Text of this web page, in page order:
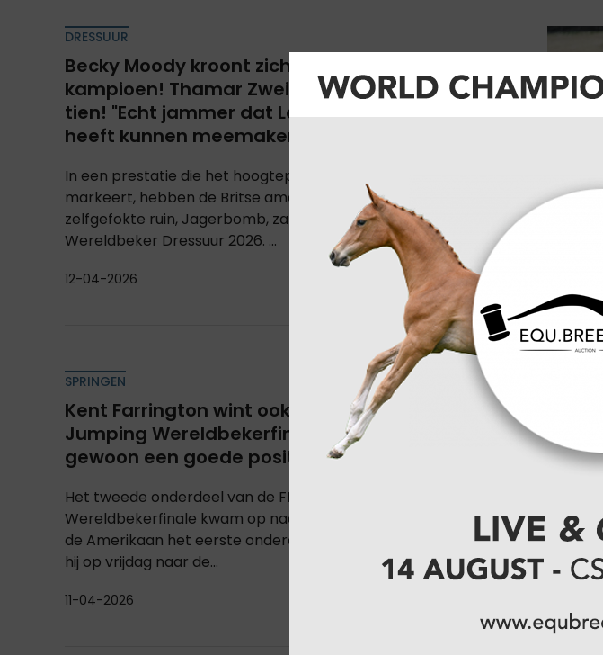
DRESSUUR
Becky Moody kroont zich Wereldbekerfinale
kampioen! Thamar Zweistra schittert in top
tien! "Echt jammer dat Leunus Van Liere dit niet
heeft kunnen meemaken..."
In een prestatie die het hoogtepunt van haar carrière
markeert, hebben de Britse amazone Becky Moody en haar
zelfgefokte ruin, Jagerbomb, zaterdag de titel veroverd bij de
Wereldbeker Dressuur 2026. ...
12-04-2026
SPRINGEN
Kent Farrington wint ook tweede onderdeel FEI
Jumping Wereldbekerfinale! "Ik wilde vandaag
gewoon een goede positie behalen..."
Het tweede onderdeel van de FEI Longines Jumping
Wereldbekerfinale kwam op naam van Kent Farrington. Nadat
de Amerikaan het eerste onderdeel won met Toulayna, sprong
hij op vrijdag naar de...
11-04-2026